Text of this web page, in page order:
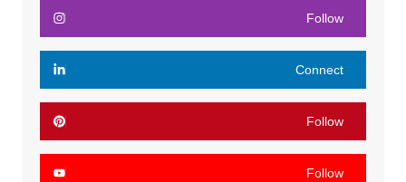
Follow
Connect
Follow
Follow